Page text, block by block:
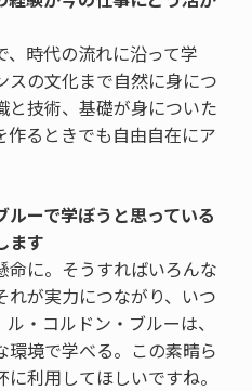
時代の流れに沿って学
スの文化まで自然に身につ
と技術、基礎が身についた
作るときでも自由自在にア
ーで学ぼうと思っている
ます
命に。そうすればいろんな
が実力につながり、いつ
・コルドン・ブルーは、
境で学べる。この素晴ら
利用してほしいですね。